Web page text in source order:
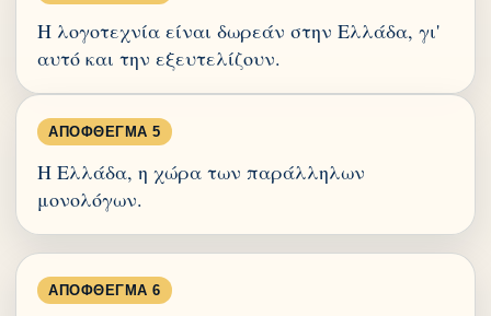
Η λογοτεχνία είναι δωρεάν στην Ελλάδα, γι'
αυτό και την εξευτελίζουν.
ΑΠΌΦΘΕΓΜΑ 5
Η Ελλάδα, η χώρα των παράλληλων
μονολόγων.
ΑΠΌΦΘΕΓΜΑ 6